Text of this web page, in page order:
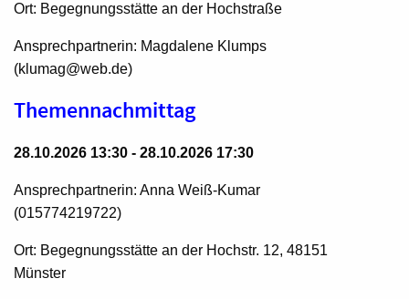
Ort: Begegnungsstätte an der Hochstraße
Ansprechpartnerin: Magdalene Klumps
(klumag@web.de)
Themennachmittag
28.10.2026 13:30 - 28.10.2026 17:30
Ansprechpartnerin: Anna Weiß-Kumar
(015774219722)
Ort: Begegnungsstätte an der Hochstr. 12, 48151
Münster